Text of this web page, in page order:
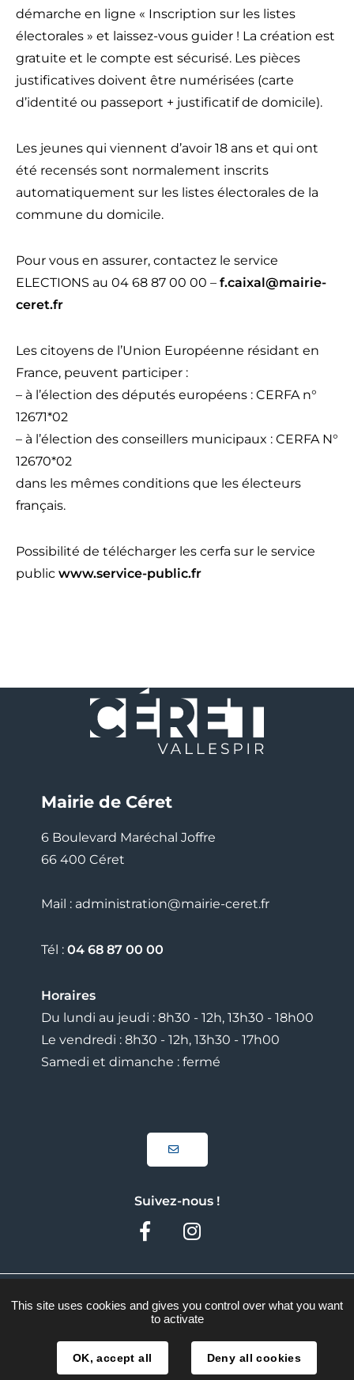
démarche en ligne « Inscription sur les listes
électorales » et laissez-vous guider ! La création est
gratuite et le compte est sécurisé. Les pièces
justificatives doivent être numérisées (carte
d’identité ou passeport + justificatif de domicile).
Les jeunes qui viennent d’avoir 18 ans et qui ont
été recensés sont normalement inscrits
automatiquement sur les listes électorales de la
commune du domicile.
Pour vous en assurer, contactez le service
ELECTIONS au 04 68 87 00 00 – f.caixal@mairie-
ceret.fr
Les citoyens de l’Union Européenne résidant en
France, peuvent participer :
– à l’élection des députés européens : CERFA n°
12671*02
– à l’élection des conseillers municipaux : CERFA N°
12670*02
dans les mêmes conditions que les électeurs
français.
Possibilité de télécharger les cerfa sur le service
public www.service-public.fr
Mairie de Céret
6 Boulevard Maréchal Joffre
66 400 Céret
Mail : administration@mairie-ceret.fr
Tél : 04 68 87 00 00
Horaires
Du lundi au jeudi : 8h30 - 12h, 13h30 - 18h00
Le vendredi : 8h30 - 12h, 13h30 - 17h00
Samedi et dimanche : fermé
Suivez-nous !
Facebook
Mentions légales
Traitement des données
This site uses cookies and gives you control over what you want
to activate
OK, accept all Deny all cookies